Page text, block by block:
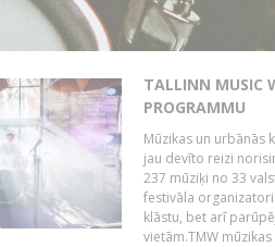
TALLINN MUSIC
PROGRAMMU
Mūzikas un urbānās
jau devīto reizi
237 mūziķi no 33
festivāla
klāstu, bet arī
vietām.TMW